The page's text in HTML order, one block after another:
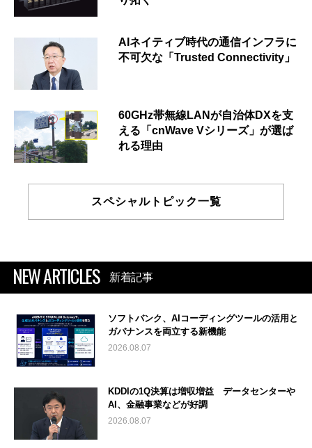
AIネイティブ時代の通信インフラに
不可欠な「Trusted Connectivity」
60GHz帯無線LANが自治体DXを支
える「cnWave Vシリーズ」が選ば
れる理由
スペシャルトピック一覧
NEW ARTICLES 新着記事
ソフトバンク、AIコーディングツールの活用と
ガバナンスを両立する新機能
2026.08.07
KDDIの1Q決算は増収増益 データセンターや
AI、金融事業などが好調
2026.08.07